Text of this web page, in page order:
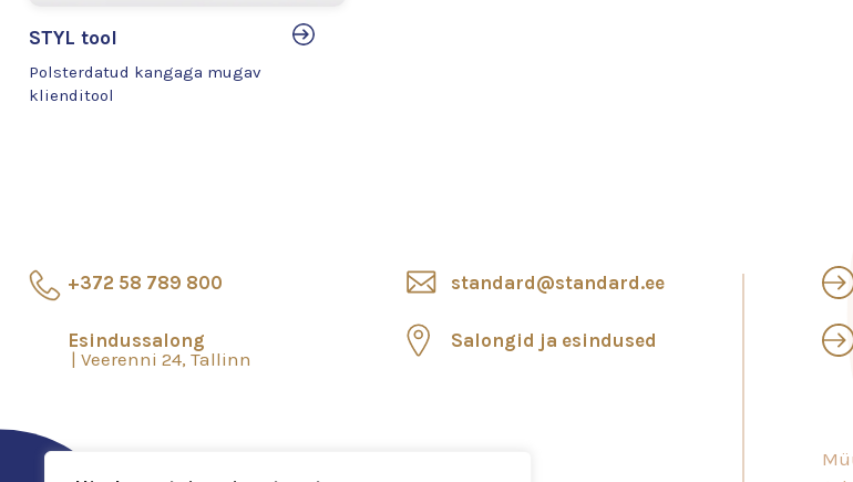
STYL tool
Polsterdatud kangaga mugav
klienditool
+372 58 789 800
Esindussalong
Veerenni 24, Tallinn
standard@standard.ee
Salongid ja esindused